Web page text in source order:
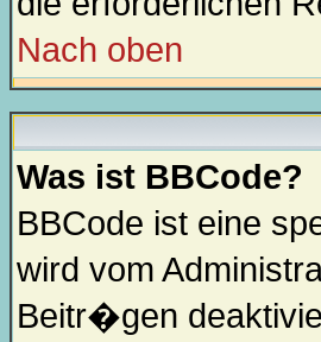
Nach oben
Was ist BBCode?
BBCode ist eine
wird vom
Beitr�gen